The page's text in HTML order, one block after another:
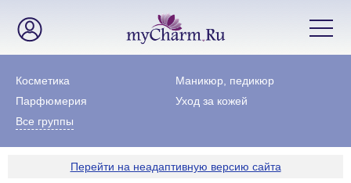
Косметика
Маникюр, педикюр
Парфюмерия
Уход за кожей
Все группы
Перейти на неадаптивную версию сайта